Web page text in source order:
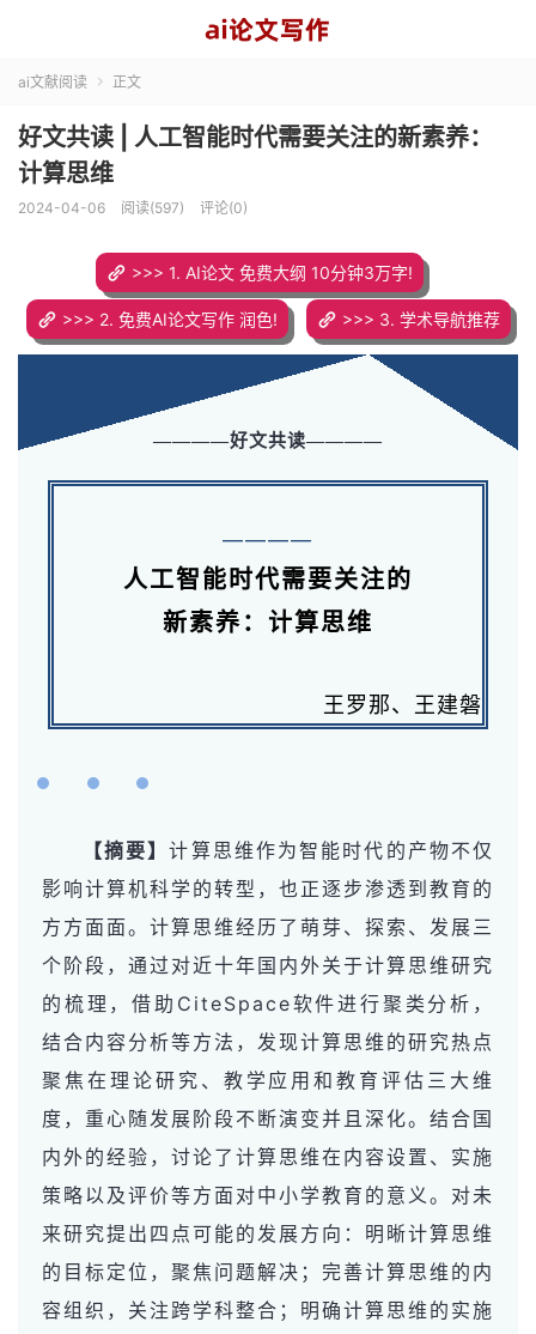
ai文献阅读  正文
好文共读 | 人工智能时代需要关注的新素养：
计算思维
2024-04-06 阅读(597) 评论(0)
>>> 1. AI论文 免费大纲 10分钟3万字!
>>> 2. 免费AI论文写作 润色! >>> 3. 学术导航推荐
————好文共读————
————
人工智能时代需要关注的
新素养：计算思维
王罗那、王建磐
【摘要】计算思维作为智能时代的产物不仅
影响计算机科学的转型，也正逐步渗透到教育的
方方面面。计算思维经历了萌芽、探索、发展三
个阶段，通过对近十年国内外关于计算思维研究
的梳理，借助CiteSpace软件进行聚类分析，
结合内容分析等方法，发现计算思维的研究热点
聚焦在理论研究、教学应用和教育评估三大维
度，重心随发展阶段不断演变并且深化。结合国
内外的经验，讨论了计算思维在内容设置、实施
策略以及评价等方面对中小学教育的意义。对未
来研究提出四点可能的发展方向：明晰计算思维
的目标定位，聚焦问题解决；完善计算思维的内
容组织，关注跨学科整合；明确计算思维的实施